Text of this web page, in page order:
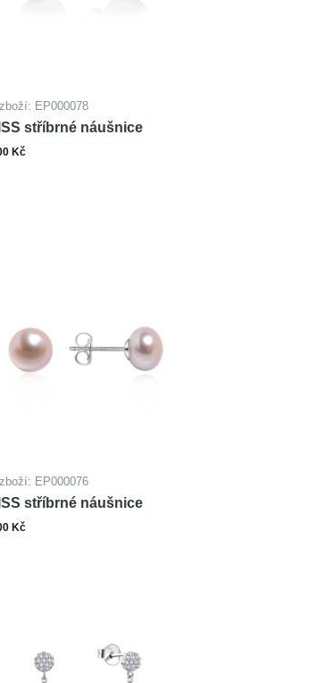
EP000078
stříbrné náušnice
Kč
EP000076
stříbrné náušnice
Kč